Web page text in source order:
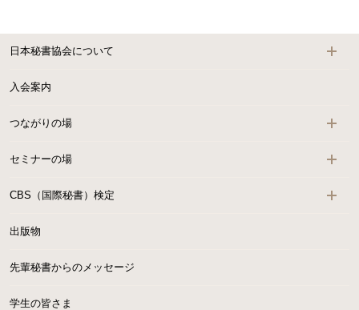
日本秘書協会について
入会案内
つながりの場
セミナーの場
CBS（国際秘書）検定
出版物
先輩秘書からのメッセージ
学生の皆さま